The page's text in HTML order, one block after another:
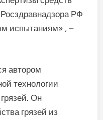
РФ
испытаниям» , –
автором
технологии
Он
грязей из